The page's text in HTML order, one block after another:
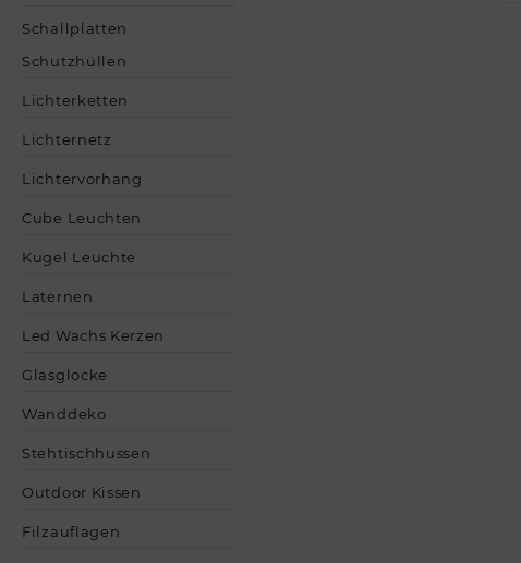
Schallplatten
Schutzhüllen
Lichterketten
Lichternetz
Lichtervorhang
Cube Leuchten
Kugel Leuchte
Laternen
Led Wachs Kerzen
Glasglocke
Wanddeko
Stehtischhussen
Outdoor Kissen
Filzauflagen